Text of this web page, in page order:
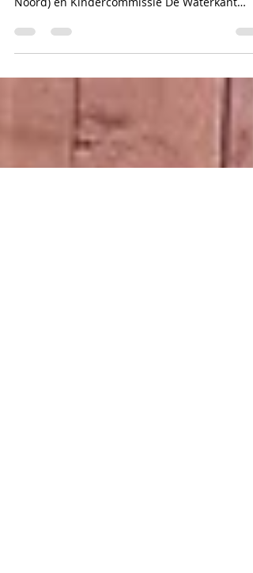
Vreedzaam West'
De drie Kinderwijkraden van Amsterdam West
(De Baarsjes, Staatsliedenbuurt en
Vreedzame Wijk in Amsterdam West. Dit
tijdschrift hebben ze op 17 juni september
aangeboden aan stadsdeelvoorzitter Fenna
Ulichki. In het tijdschrift stellen de
Kinderwijkraden en de Kindercommissie zich